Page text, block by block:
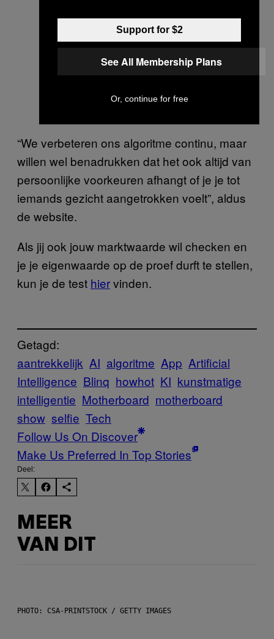
“We verbeteren ons algoritme continu, maar
willen wel benadrukken dat het ook altijd van
persoonlijke voorkeuren afhangt of je je tot
iemands gezicht aangetrokken voelt”, aldus
de website.
Als jij ook jouw marktwaarde wil checken en
je je eigenwaarde op de proef durft te stellen,
kun je de test hiervinden.
Getagd:
aantrekkelijk AI algoritme App Artificial
Intelligence Blinq howhot KI kunstmatige
intelligentie Motherboard motherboard
show selfie Tech
Follow Us On Discover
Make Us Preferred In Top Stories
Deel:
MEER
VAN DIT
PHOTO: CSA-PRINTSTOCK / GETTY IMAGES
Support for $2
See All Membership Plans
Or, continue for free